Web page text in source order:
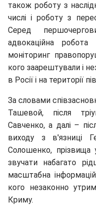
також роботу з
числі і роботу з
Серед
адвокаційна
моніторинг
кого заарештували і
в Росії і на території
За словами
Ташевой, після
Савченко, а далі –
виходу з в'язниці
Солошенко, прізвища
звучати набагато
масштабна
кого незаконно
Криму.